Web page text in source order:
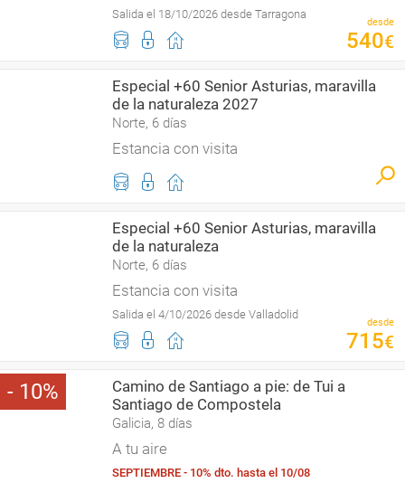
Salida el 18/10/2026 desde Tarragona
desde
540€
Especial +60 Senior Asturias, maravilla
de la naturaleza 2027
Norte, 6 días
Estancia con visita
Especial +60 Senior Asturias, maravilla
de la naturaleza
Norte, 6 días
Estancia con visita
Salida el 4/10/2026 desde Valladolid
desde
715€
10
Camino de Santiago a pie: de Tui a
Santiago de Compostela
Galicia, 8 días
A tu aire
SEPTIEMBRE - 10% dto. hasta el 10/08